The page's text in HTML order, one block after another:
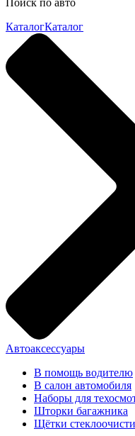
Поиск по авто
КаталогКаталог
Автоаксессуары
В помощь водителю
В салон автомобиля
Наборы для
Шторки багажника
Щётки